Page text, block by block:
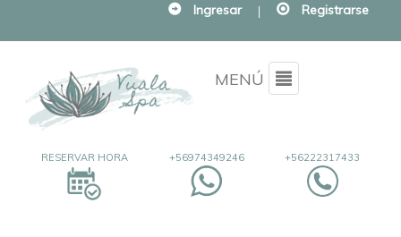
Ingresar | Registrarse
MENÚ Menu
+56222317433
+56974349246
RESERVAR HORA